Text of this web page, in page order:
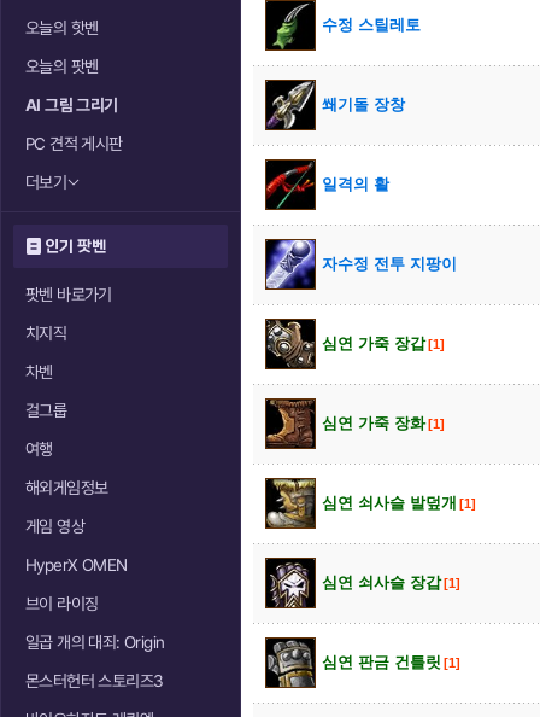
오늘의 핫벤
오늘의 팟벤
AI 그림 그리기
PC 견적 게시판
더보기
인기 팟벤
팟벤 바로가기
치지직
차벤
걸그룹
여행
해외게임정보
게임 영상
HyperX OMEN
브이 라이징
일곱 개의 대죄: Origin
몬스터헌터 스토리즈3
수정 스틸레토
쐐기돌 장창
일격의 활
자수정 전투 지팡이
심연 가죽 장갑[1]
심연 가죽 장화[1]
심연 쇠사슬 발덮개 [1]
심연 쇠사슬 장갑[1]
심연 판금 건틀릿 [1]